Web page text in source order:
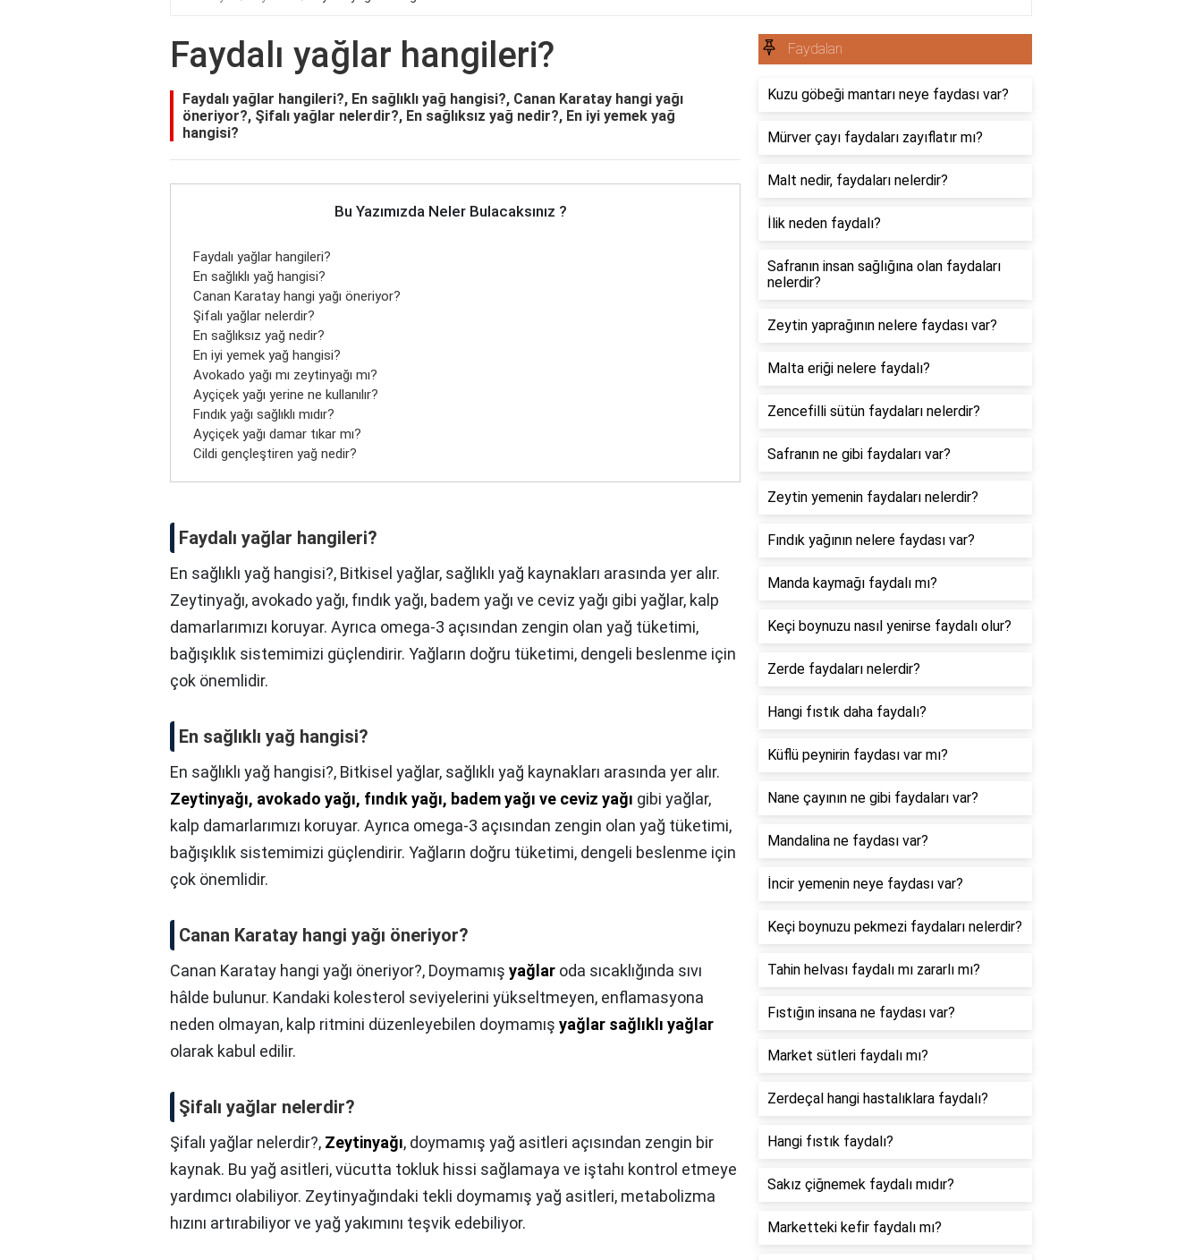
Faydalı yağlar hangileri?
Faydalı yağlar hangileri?, En sağlıklı yağ hangisi?, Canan Karatay hangi yağı
öneriyor?, Şifalı yağlar nelerdir?, En sağlıksız yağ nedir?, En iyi yemek yağ
hangisi?
Bu Yazımızda Neler Bulacaksınız ?
Faydalı yağlar hangileri?
En sağlıklı yağ hangisi?
Canan Karatay hangi yağı öneriyor?
Şifalı yağlar nelerdir?
En sağlıksız yağ nedir?
En iyi yemek yağ hangisi?
Avokado yağı mı zeytinyağı mı?
Ayçiçek yağı yerine ne kullanılır?
Fındık yağı sağlıklı mıdır?
Ayçiçek yağı damar tıkar mı?
Cildi gençleştiren yağ nedir?
Faydalı yağlar hangileri?
En sağlıklı yağ hangisi?, Bitkisel yağlar, sağlıklı yağ kaynakları arasında yer alır.
Zeytinyağı, avokado yağı, fındık yağı, badem yağı ve ceviz yağı gibi yağlar, kalp
damarlarımızı koruyar. Ayrıca omega-3 açısından zengin olan yağ tüketimi,
bağışıklık sistemimizi güçlendirir. Yağların doğru tüketimi, dengeli beslenme için
çok önemlidir.
En sağlıklı yağ hangisi?
En sağlıklı yağ hangisi?, Bitkisel yağlar, sağlıklı yağ kaynakları arasında yer alır.
Zeytinyağı, avokado yağı, fındık yağı, badem yağı ve ceviz yağı gibi yağlar,
kalp damarlarımızı koruyar. Ayrıca omega-3 açısından zengin olan yağ tüketimi,
bağışıklık sistemimizi güçlendirir. Yağların doğru tüketimi, dengeli beslenme için
çok önemlidir.
Canan Karatay hangi yağı öneriyor?
Canan Karatay hangi yağı öneriyor?, Doymamış yağlar oda sıcaklığında sıvı
hâlde bulunur. Kandaki kolesterol seviyelerini yükseltmeyen, enflamasyona
neden olmayan, kalp ritmini düzenleyebilen doymamış yağlar sağlıklı yağlar
olarak kabul edilir.
Şifalı yağlar nelerdir?
Şifalı yağlar nelerdir?, Zeytinyağı, doymamış yağ asitleri açısından zengin bir
kaynak. Bu yağ asitleri, vücutta tokluk hissi sağlamaya ve iştahı kontrol etmeye
yardımcı olabiliyor. Zeytinyağındaki tekli doymamış yağ asitleri, metabolizma
hızını artırabiliyor ve yağ yakımını teşvik edebiliyor.
Faydaları
Kuzu göbeği mantarı neye faydası var?
Mürver çayı faydaları zayıflatır mı?
Malt nedir, faydaları nelerdir?
İlik neden faydalı?
Safranın insan sağlığına olan faydaları
nelerdir?
Zeytin yaprağının nelere faydası var?
Malta eriği nelere faydalı?
Zencefilli sütün faydaları nelerdir?
Safranın ne gibi faydaları var?
Zeytin yemenin faydaları nelerdir?
Fındık yağının nelere faydası var?
Manda kaymağı faydalı mı?
Keçi boynuzu nasıl yenirse faydalı olur?
Zerde faydaları nelerdir?
Hangi fıstık daha faydalı?
Küflü peynirin faydası var mı?
Nane çayının ne gibi faydaları var?
Mandalina ne faydası var?
İncir yemenin neye faydası var?
Keçi boynuzu pekmezi faydaları nelerdir?
Tahin helvası faydalı mı zararlı mı?
Fıstığın insana ne faydası var?
Market sütleri faydalı mı?
Zerdeçal hangi hastalıklara faydalı?
Hangi fıstık faydalı?
Sakız çiğnemek faydalı mıdır?
Marketteki kefir faydalı mı?